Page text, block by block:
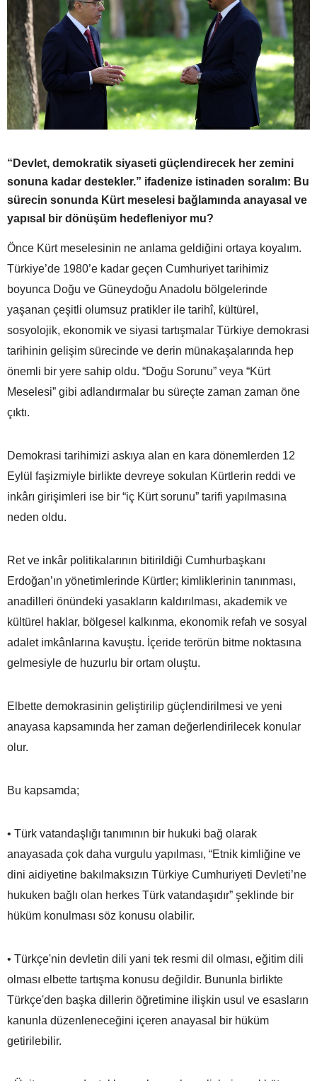
“Devlet, demokratik siyaseti güçlendirecek her zemini
sonuna kadar destekler.” ifadenize istinaden soralım: Bu
sürecin sonunda Kürt meselesi bağlamında anayasal ve
yapısal bir dönüşüm hedefleniyor mu?
Önce Kürt meselesinin ne anlama geldiğini ortaya koyalım.
Türkiye’de 1980’e kadar geçen Cumhuriyet tarihimiz
boyunca Doğu ve Güneydoğu Anadolu bölgelerinde
yaşanan çeşitli olumsuz pratikler ile tarihî, kültürel,
sosyolojik, ekonomik ve siyasi tartışmalar Türkiye demokrasi
tarihinin gelişim sürecinde ve derin münakaşalarında hep
önemli bir yere sahip oldu. “Doğu Sorunu” veya “Kürt
Meselesi” gibi adlandırmalar bu süreçte zaman zaman öne
çıktı.
Demokrasi tarihimizi askıya alan en kara dönemlerden 12
Eylül faşizmiyle birlikte devreye sokulan Kürtlerin reddi ve
inkârı girişimleri ise bir “iç Kürt sorunu” tarifi yapılmasına
neden oldu.
Ret ve inkâr politikalarının bitirildiği Cumhurbaşkanı
Erdoğan’ın yönetimlerinde Kürtler; kimliklerinin tanınması,
anadilleri önündeki yasakların kaldırılması, akademik ve
kültürel haklar, bölgesel kalkınma, ekonomik refah ve sosyal
adalet imkânlarına kavuştu. İçeride terörün bitme noktasına
gelmesiyle de huzurlu bir ortam oluştu.
Elbette demokrasinin geliştirilip güçlendirilmesi ve yeni
anayasa kapsamında her zaman değerlendirilecek konular
olur.
Bu kapsamda;
• Türk vatandaşlığı tanımının bir hukuki bağ olarak
anayasada çok daha vurgulu yapılması, “Etnik kimliğine ve
dini aidiyetine bakılmaksızın Türkiye Cumhuriyeti Devleti’ne
hukuken bağlı olan herkes Türk vatandaşıdır” şeklinde bir
hüküm konulması söz konusu olabilir.
• Türkçe'nin devletin dili yani tek resmi dil olması, eğitim dili
olması elbette tartışma konusu değildir. Bununla birlikte
Türkçe'den başka dillerin öğretimine ilişkin usul ve esasların
kanunla düzenleneceğini içeren anayasal bir hüküm
getirilebilir.